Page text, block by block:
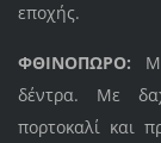
εποχής.
ΦΘΙΝΟΠΩΡΟ:
δέντρα. Με
πορτοκαλί και